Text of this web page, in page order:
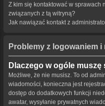
Z kim się kontaktować w sprawach
związanych z tą witryną?
Jak nawiązać kontakt z
Problemy z logowaniem i
Dlaczego w ogóle muszę
Możliwe, że nie musisz. To od
wiadomości, konieczna jest
dostęp do dodatkowych funkcji
awatar, wysyłanie prywatnych